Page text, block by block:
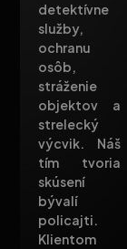
detektívne
služby,
ochranu
osôb,
stráženie
objektov a
strelecký
výcvik. Náš
tím tvoria
skúsení
bývalí
policajti.
Klientom